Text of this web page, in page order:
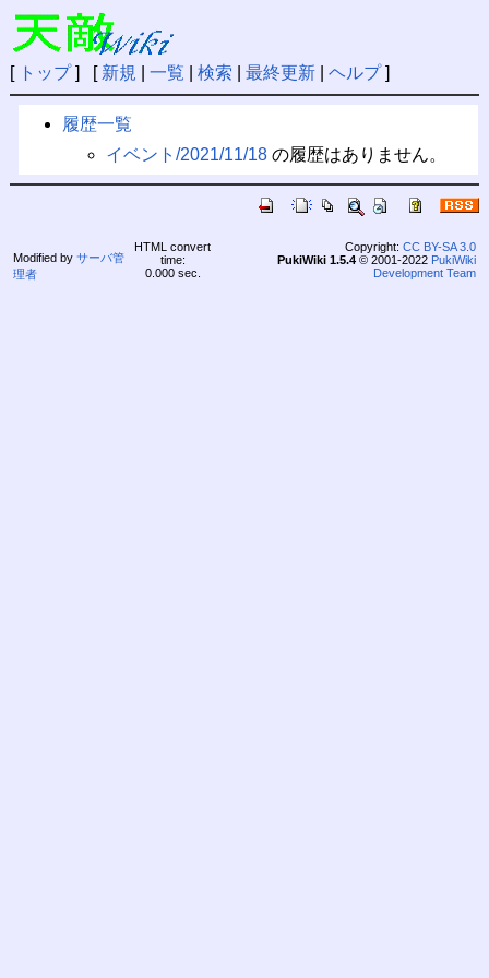
[ トップ] [ 新規 一覧 検索 最終更新| ヘルプ]
履歴一覧
イベント/2021/11/18の履歴はありません。
Modified by サーバ管
理者
HTML convert
time:
0.000 sec.
Copyright: CC BY-SA 3.0
PukiWiki 1.5.4© 2001-2022 PukiWiki
Development Team